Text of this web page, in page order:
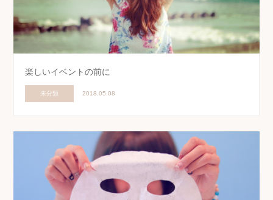
楽しいイベントの前に
未分類 2018.05.08